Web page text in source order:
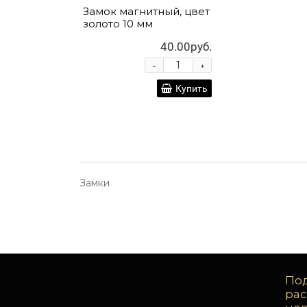
Замок магнитный, цвет
золото 10 мм
40.00руб.
+
-
Купить
Замки